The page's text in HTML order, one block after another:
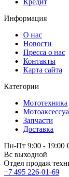
Кредит
Информация
О нас
Новости
Пресса о нас
Контакты
Карта сайта
Категории
Мототехника
Запчасти
Доставка
Пн-Пт 9:00 - 19:00
Вс выходной
Отдел продаж
+7 495 226-01-69